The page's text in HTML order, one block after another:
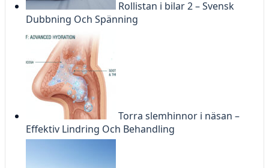
Rollistan i bilar 2 – Svensk
Dubbning Och Spänning
Torra slemhinnor i näsan –
Effektiv Lindring Och Behandling